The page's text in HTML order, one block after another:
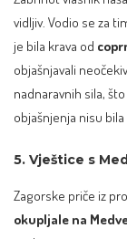
vidljiv. Vodio se za
je bila krava od
objašnjavali
nadnaravnih sila,
objašnjenja nisu
5. Vještice s
Zagorske priče iz
okupljale na